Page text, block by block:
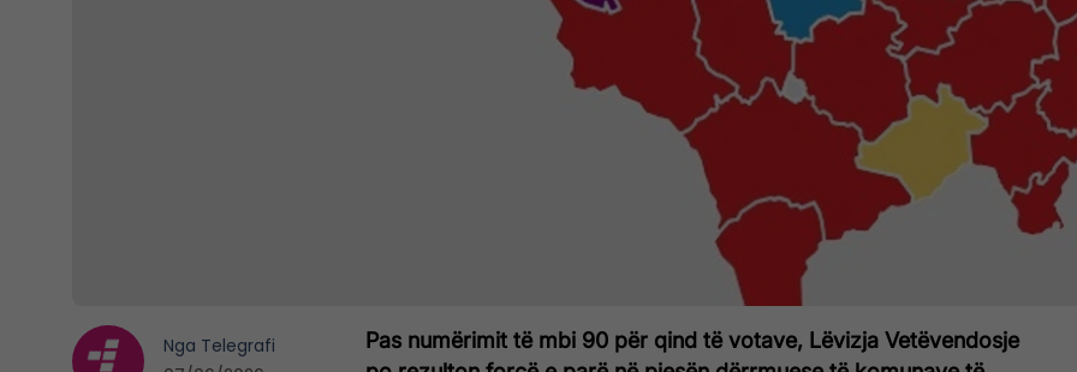
Pas numërimit të mbi 90 për qind të votave, Lëvizja Vetëvendosje
Nga Telegrafi